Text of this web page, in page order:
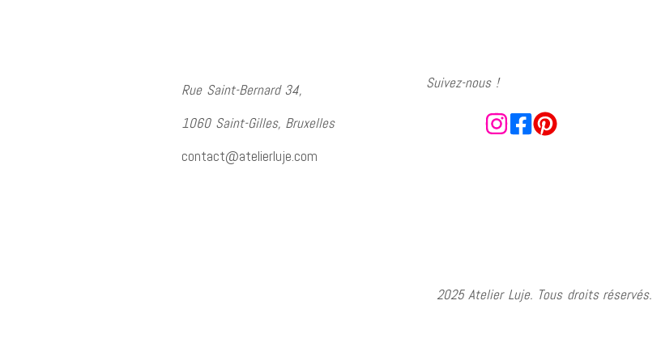
Rue Saint-Bernard 34,
1060 Saint-Gilles, Bruxelles
contact@atelierluje.com
Suivez-nous !
2025 Atelier Luje. Tous droits réservés.